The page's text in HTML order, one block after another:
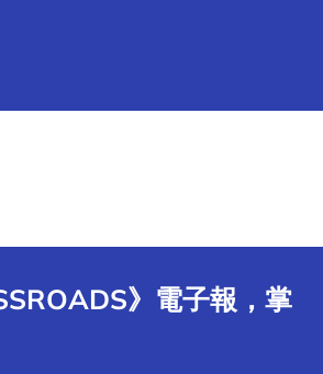
》電子報，掌